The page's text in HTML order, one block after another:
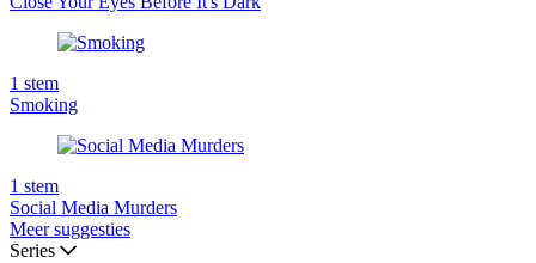
1 stem
Smoking
1 stem
Social Media Murders
Meer suggesties
Series